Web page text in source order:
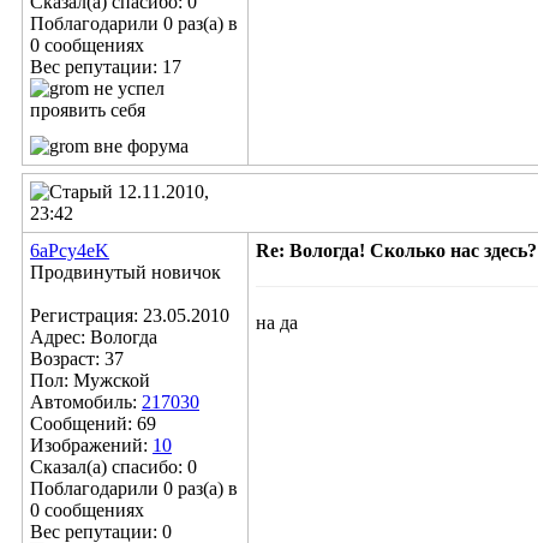
Поблагодарили 0 раз(а) в
0 сообщениях
Вес репутации: 17
12.11.2010,
23:42
6aPcy4eK
Продвинутый новичок
Регистрация: 23.05.2010
Адрес: Вологда
Возраст: 37
Пол: Мужской
Автомобиль: 217030
Сообщений: 69
Изображений: 10
Сказал(а) спасибо: 0
Поблагодарили 0 раз(а) в
0 сообщениях
Вес репутации: 0
Re: Вологда! Сколько нас здесь?
на да